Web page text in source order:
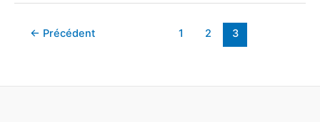
pour
← Précédent 1 2 3